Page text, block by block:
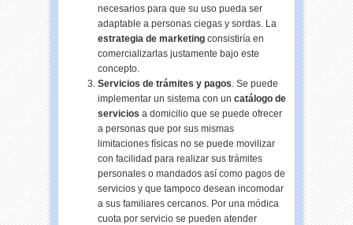
necesarios para que su uso pueda ser
adaptable a personas ciegas y sordas. La
estrategia de marketing consistiría en
comercializarlas justamente bajo este
concepto.
Servicios de trámites y pagos. Se puede
implementar un sistema con uncatálogo de
servicios a domicilio que se puede ofrecer
a personas que por sus mismas
limitaciones físicas no se puede movilizar
con facilidad para realizar sus trámites
personales o mandados así como pagos de
servicios y que tampoco desean incomodar
a sus familiares cercanos. Por una módica
cuota por servicio se pueden atender